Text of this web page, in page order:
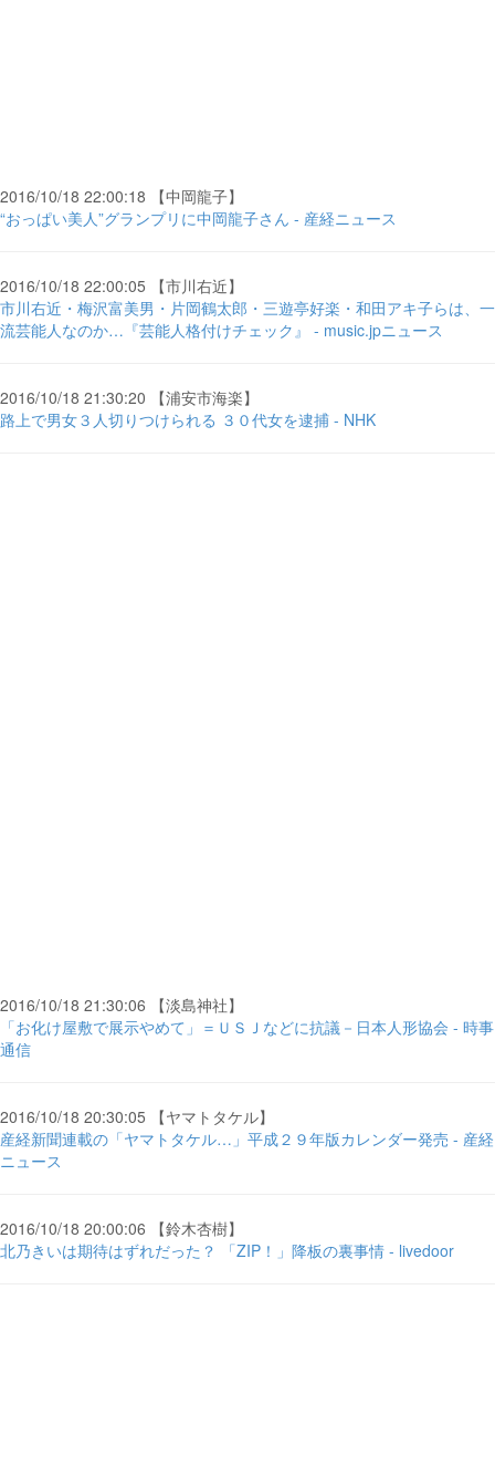
2016/10/18 22:00:18 【中岡龍子】
“おっぱい美人”グランプリに中岡龍子さん - 産経ニュース
2016/10/18 22:00:05 【市川右近】
市川右近・梅沢富美男・片岡鶴太郎・三遊亭好楽・和田アキ子らは、一
流芸能人なのか…『芸能人格付けチェック』 - music.jpニュース
2016/10/18 21:30:20 【浦安市海楽】
路上で男女３人切りつけられる ３０代女を逮捕 - NHK
2016/10/18 21:30:06 【淡島神社】
「お化け屋敷で展示やめて」＝ＵＳＪなどに抗議－日本人形協会 - 時事
通信
2016/10/18 20:30:05 【ヤマトタケル】
産経新聞連載の「ヤマトタケル…」平成２９年版カレンダー発売 - 産経
ニュース
2016/10/18 20:00:06 【鈴木杏樹】
北乃きいは期待はずれだった？ 「ZIP！」降板の裏事情 - livedoor